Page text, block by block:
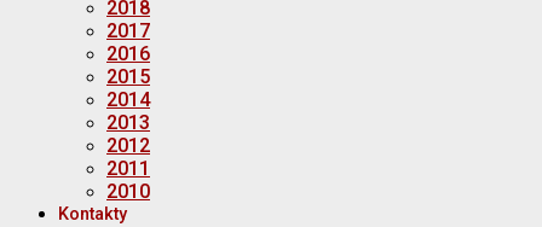
2018
2017
2016
2015
2014
2013
2012
2011
2010
Kontakty